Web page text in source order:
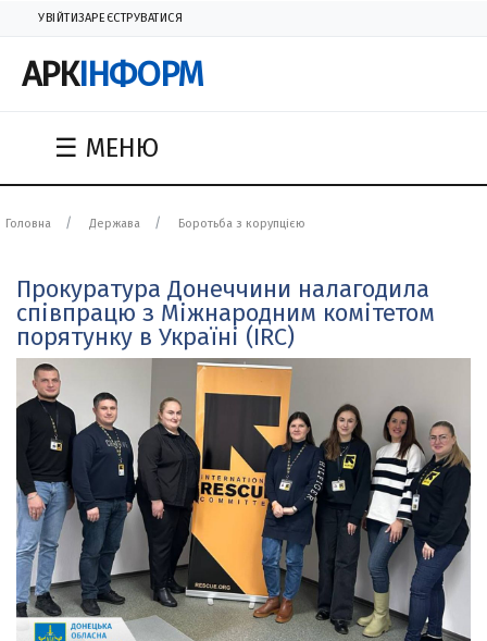
УВІЙТИЗАРЕЄСТРУВАТИСЯ
АРКІНФОРМ
☰ МЕНЮ
Головна Держава Боротьба з корупцією
Прокуратура Донеччини налагодила
співпрацю з Міжнародним комітетом
порятунку в Україні (IRC)